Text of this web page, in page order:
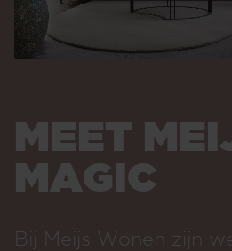
MEET
MAGIC
Bij Meijs Wonen zijn